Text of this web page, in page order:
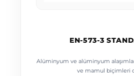
EN-573-3
Alüminyum ve alüminyum
ve mamul biçimleri